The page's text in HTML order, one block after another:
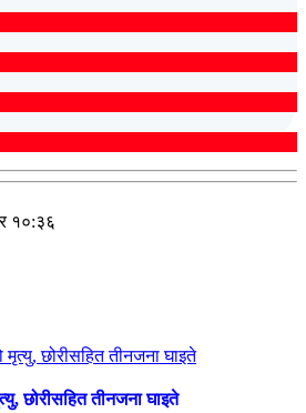
१०:३६
छोरीसहित तीनजना घाइते